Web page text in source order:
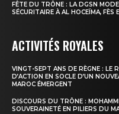
FÊTE DU TRÔNE : LA DGSN
SÉCURITAIRE À AL HOCEÏMA, FÈS
ACTIVITÉS ROYALES
VINGT-SEPT ANS DE RÈGNE : LE
D’ACTION EN SOCLE D’UN
MAROC ÉMERGENT
DISCOURS DU TRÔNE :
SOUVERAINETÉ EN PILIERS DU